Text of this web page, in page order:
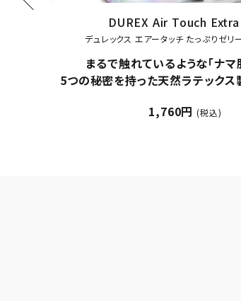
ID Frutopia Cherry
アイディルーブ アイディフルト
赤くて甘いアメリカンチェリー！100
ーツから抽出したフレーバーを使用